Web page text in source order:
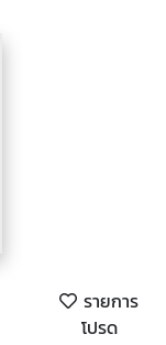
รายการ
โปรด